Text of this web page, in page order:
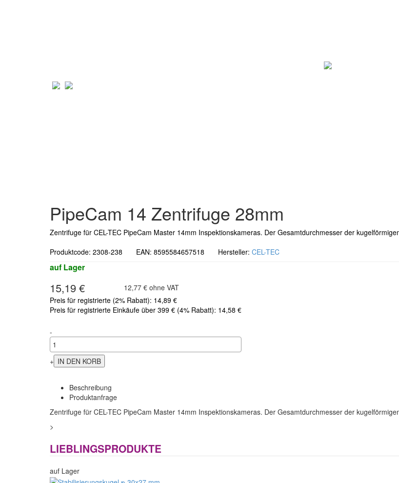
PipeCam 14 Zentrifuge 28mm
Zentrifuge für CEL-TEC PipeCam Master 14mm Inspektionskameras. Der Gesamtdurchmesser der
Produktcode: 2308-238 EAN: 8595584657518 Hersteller: CEL-TEC
auf Lager
15,19 €
12,77 € ohne VAT
Preis für registrierte (2% Rabatt): 14,89 €
Preis für registrierte Einkäufe über 399 € (4% Rabatt): 14,58 €
-
+
Beschreibung
Produktanfrage
Zentrifuge für CEL-TEC PipeCam Master 14mm Inspektionskameras. Der Gesamtdurchmesser der
>
LIEBLINGSPRODUKTE
auf Lager